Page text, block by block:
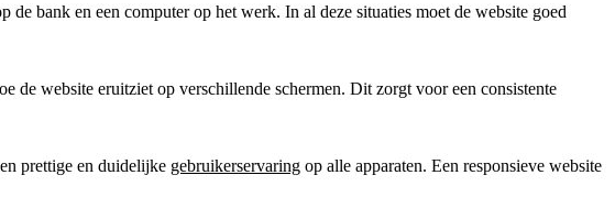
bank en een computer op het werk. In al deze situaties moet de website goed
de website eruitziet op verschillende schermen. Dit zorgt voor een consistente
prettige en duidelijke gebruikerservaring op alle apparaten. Een responsieve website